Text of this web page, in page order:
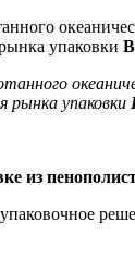
упаковки
рынка упаковки
из